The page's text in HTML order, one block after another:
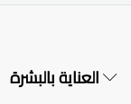
العناية بالبشرة